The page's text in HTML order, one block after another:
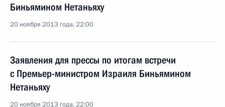
Биньямином Нетаньяху
20 ноября 2013 года, 22:00
Заявления для прессы по итогам встречи
с Премьер-министром Израиля Биньямином
Нетаньяху
20 ноября 2013 года, 22:00